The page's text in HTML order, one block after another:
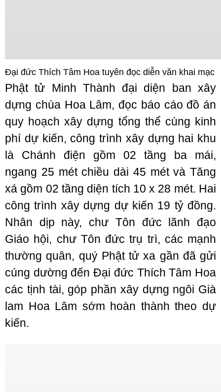
Đại đức Thích Tâm Hoa tuyên đọc diễn văn khai mạc
Phật tử Minh Thành đại diện ban xây
dựng chùa Hoa Lâm, đọc báo cáo đồ án
quy hoạch xây dựng tổng thể cùng kinh
phí dự kiến, công trình xây dựng hai khu
là Chánh điện gồm 02 tầng ba mái,
ngang 25 mét chiều dài 45 mét và Tăng
xá gồm 02 tầng diện tích 10 x 28 mét. Hai
công trình xây dựng dự kiến 19 tỷ đồng.
Nhân dịp này, chư Tôn đức lãnh đạo
Giáo hội, chư Tôn đức trụ trì, các mạnh
thường quân, quý Phật tử xa gần đã gửi
cúng dường đến Đại đức Thích Tâm Hoa
các tịnh tài, góp phần xây dựng ngôi Già
lam Hoa Lâm sớm hoàn thành theo dự
kiến.